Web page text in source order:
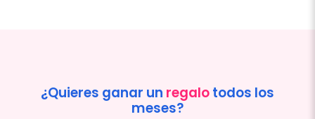
¿Quieres ganar un regalotodos los
meses?